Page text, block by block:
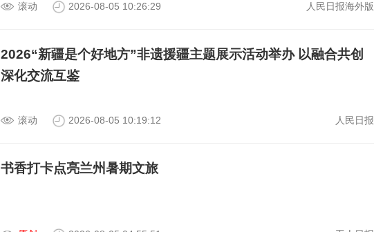
滚动 2026-08-05 10:26:29 人民日报海外版
2026“新疆是个好地方”非遗援疆主题展示活动举办 以融合共创
深化交流互鉴
滚动 2026-08-05 10:19:12 人民日报
书香打卡点亮兰州暑期文旅